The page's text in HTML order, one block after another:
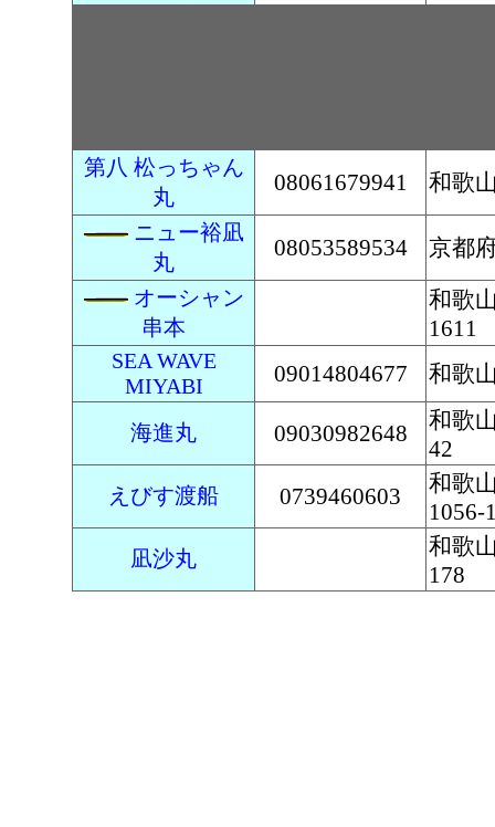
第八 松っちゃん
丸
08061679941 和歌
ニュー裕凪
丸
08053589534 京都
オーシャン
串本
和歌
1611
SEA WAVE
MIYABI
09014804677 和歌
海進丸 09030982648
和歌
42
えびす渡船 0739460603
和歌
1056-
凪沙丸
和歌
178